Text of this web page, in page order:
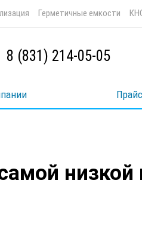
Герметичные емкости
8 (831) 214-05-05
низкой